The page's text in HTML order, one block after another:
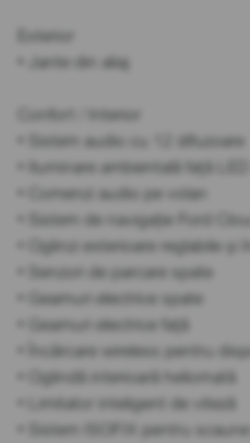
Exterior
• Jante din aliaj
Confort / Interior
• Sistem audio cu 12 difuzoare
• Iluminare ambientală față LED
• Comenzi audio pe volan
• Sistem de navigație Ford
• Oglinzi exterioare reglabile și
• Senzori de parcare spate
• Geamuri electrice spate
• Geamuri electrice față
• Încărcare wireless pentru
• Oglindă interioară heliomată
• Limitator inteligent de viteză
• Sistem ISOFIX pentru